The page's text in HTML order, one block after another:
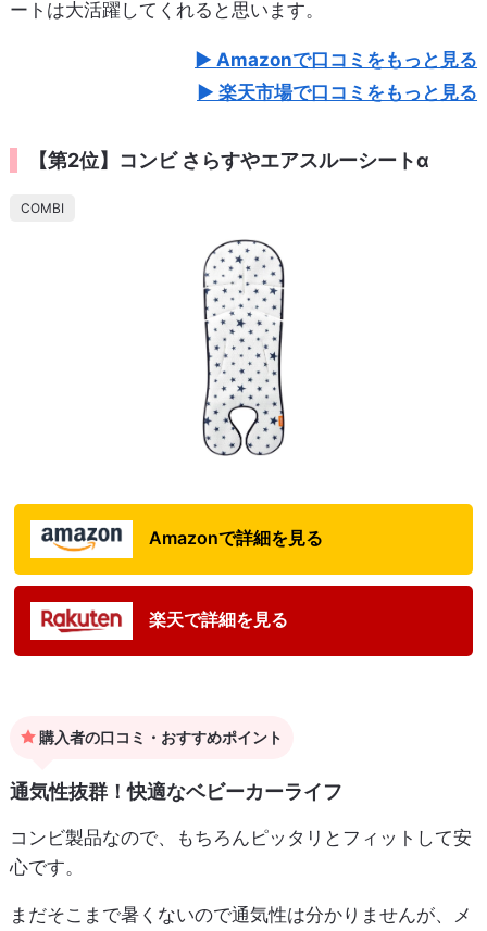
ートは大活躍してくれると思います。
Amazonで口コミをもっと見る
楽天市場で口コミをもっと見る
【第2位】コンビ さらすやエアスルーシートα
COMBI
Amazonで詳細を見る
楽天で詳細を見る
購入者の口コミ・おすすめポイント
通気性抜群！快適なベビーカーライフ
コンビ製品なので、もちろんピッタリとフィットして安
心です。
まだそこまで暑くないので通気性は分かりませんが、メ